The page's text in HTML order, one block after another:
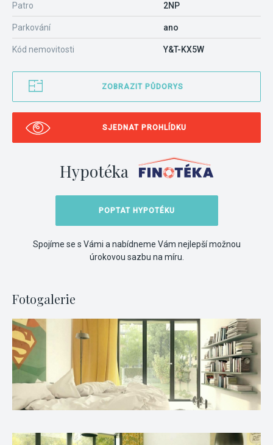
Patro 2NP
Parkování ano
Kód nemovitosti Y&T-KX5W
ZOBRAZIT PŮDORYS
SJEDNAT PROHLÍDKU
Hypotéka
POPTAT HYPOTÉKU
Spojíme se s Vámi a nabídneme Vám nejlepší možnou
úrokovou sazbu na míru.
Fotogalerie